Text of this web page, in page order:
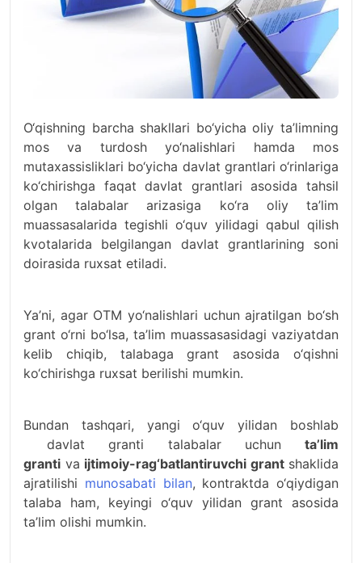
O‘qishning barcha shakllari bo‘yicha oliy ta’limning
mos va turdosh yo‘nalishlari hamda mos
mutaxassisliklari bo‘yicha davlat grantlari o‘rinlariga
ko‘chirishga faqat davlat grantlari asosida tahsil
olgan talabalar arizasiga ko‘ra oliy ta’lim
muassasalarida tegishli o‘quv yilidagi qabul qilish
kvotalarida belgilangan davlat grantlarining soni
doirasida ruxsat etiladi.
Ya’ni, agar OTM yo‘nalishlari uchun ajratilgan bo‘sh
grant o‘rni bo‘lsa, ta’lim muassasasidagi vaziyatdan
kelib chiqib, talabaga grant asosida o‘qishni
ko‘chirishga ruxsat berilishi mumkin.
Bundan tashqari, yangi o‘quv yilidan boshlab
davlat granti talabalar uchun ta’lim
granti va ijtimoiy-rag‘batlantiruvchi grantshaklida
ajratilishi munosabati bilan, kontraktda o‘qiydigan
talaba ham, keyingi o‘quv yilidan grant asosida
ta’lim olishi mumkin.